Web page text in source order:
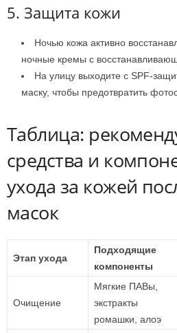
5. Защита кожи
Ночью кожа активно
ночные кремы с
На улицу выходите с SPF-
маску, чтобы предотвратить
Таблица:
средства и
ухода за кожей
масок
Этап ухода
Подходящие
компоненты
Очищение
Мягкие ПАВы,
экстракты
ромашки, алоэ